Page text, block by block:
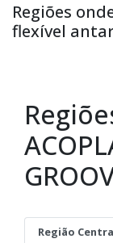
Regiões
flexível
Região